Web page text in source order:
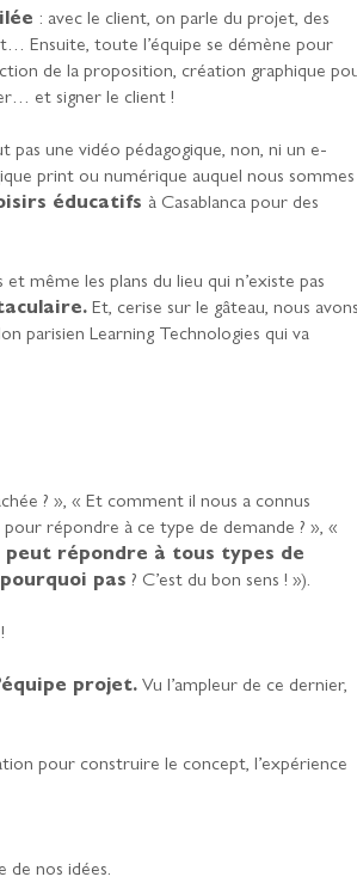
: avec le client, on parle du projet, des
Ensuite, toute l’équipe se démène pour
de la proposition, création graphique
et signer le client !
pas une vidéo pédagogique, non, ni un e-
print ou numérique auquel nous sommes
éducatifs à Casablanca pour des
même les plans du lieu qui n’existe pas
Et, cerise sur le gâteau, nous
parisien Learning Technologies qui va
? », « Et comment il nous a connus
pour répondre à ce type de demande ? », «
peut répondre à tous types de
pas ? C’est du bon sens ! »).
projet.Vu l’ampleur de ce dernier,
pour construire le concept, l’expérience
de nos idées.